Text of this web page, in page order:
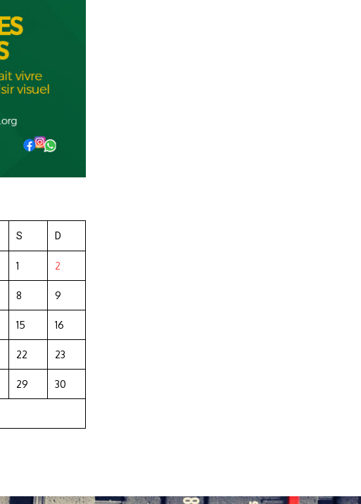
S D
1 2
8 9
15 16
22 23
29 30